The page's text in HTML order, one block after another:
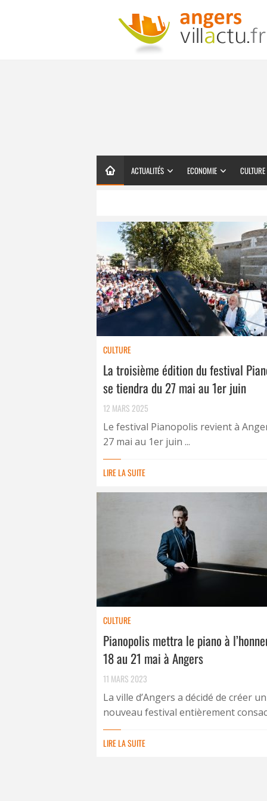
ACTUALITÉS ECONOMIE CULTURE
CULTURE
La troisième édition du festival
se tiendra du 27 mai au 1er juin
12 MARS 2025
Le festival Pianopolis revient à
27 mai au 1er juin ...
LIRE LA SUITE
CULTURE
Pianopolis mettra le piano à
18 au 21 mai à Angers
11 MARS 2023
La ville d’Angers a décidé de créer un
nouveau festival entièrement
LIRE LA SUITE